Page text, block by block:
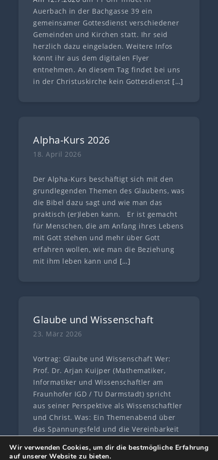
Auerbach in der Bachgasse 39 ein
gemeinsamer Gottesdienst verschiedener
Gemeinden und Kirchen statt. Ihr seid
herzlich dazu eingeladen. Weitere Infos
könnt ihr aus dem digitalen Flyer
entnehmen. An diesem Tag findet bei uns
in der Christuskirche kein Gottesdienst […]
Alpha-Kurs 2026
18. April 2026
Der Alpha-Kurs beschäftigt sich mit den
grundlegenden Themen des Glaubens, was
die Bibel dazu sagt und wie man das
praktisch (er)leben kann. Er ist gemacht
für Menschen, die am Anfang ihres Lebens
mit Gott stehen und mehr über Gott
erfahren wollen, wie man die Beziehung
mit ihm leben kann und […]
Glaube und Wissenschaft
23. März 2026
Vortrag: Glaube und Wissenschaft Wer:
Prof. Dr. Arjan Kuijper (Mathematiker,
Informatiker und Wissenschaftler am
Fraunhofer IGD / TU Darmstadt) spricht
aus seiner Perspektive als Wissenschaftler
und Christ. Was: Ein Themenabend über
das Spannungsfeld und die Vereinbarkeit
Wir verwenden Cookies, um dir die bestmögliche Erfahrung
auf unserer Website zu bieten.